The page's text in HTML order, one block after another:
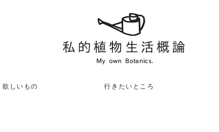
欲しいもの 行きたいところ